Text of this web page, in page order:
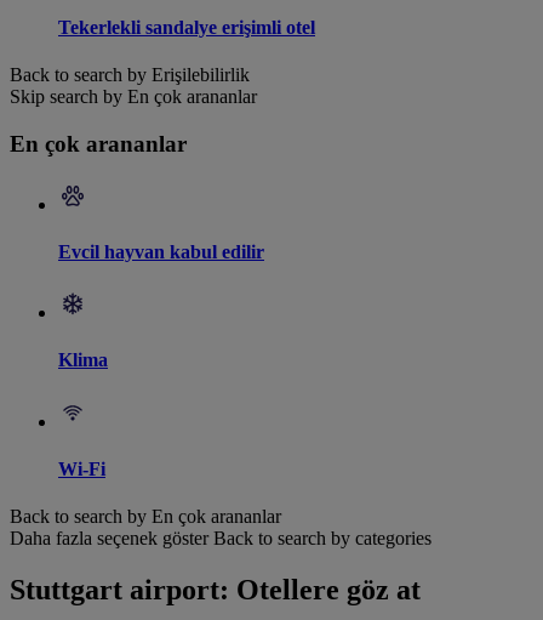
Tekerlekli sandalye erişimli otel
Back to search by Erişilebilirlik
Skip search by En çok arananlar
En çok arananlar
Evcil hayvan kabul edilir
Klima
Wi-Fi
Back to search by En çok arananlar
Daha fazla seçenek göster Back to search by categories
Stuttgart airport: Otellere göz at